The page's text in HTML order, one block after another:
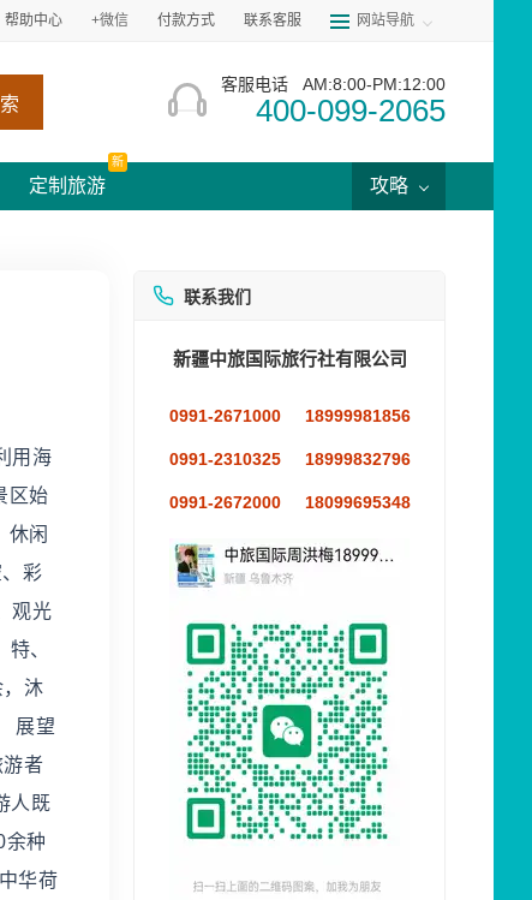
帮助中心 +微信 付款方式 联系客服 网站导航
客服电话 AM:8:00-PM:12:00
400-099-2065
定制旅游
新
攻略
用海
区始
休闲
彩
观光
、
沐
展望
者
人既
余种
华荷
联系我们
新疆中旅国际旅行社有限公司
0991-2671000 18999981856
0991-2310325 18999832796
0991-2672000 18099695348